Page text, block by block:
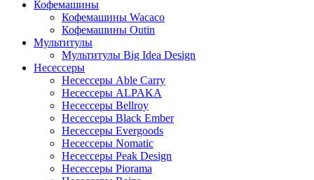
Кофемашины
Кофемашины Wacaco
Кофемашины Outin
Мультитулы
Мультитулы Big Idea Design
Несессеры
Несессеры Able Carry
Несессеры ALPAKA
Несессеры Bellroy
Несессеры Black Ember
Несессеры Evergoods
Несессеры Nomatic
Несессеры Peak Design
Несессеры Piorama